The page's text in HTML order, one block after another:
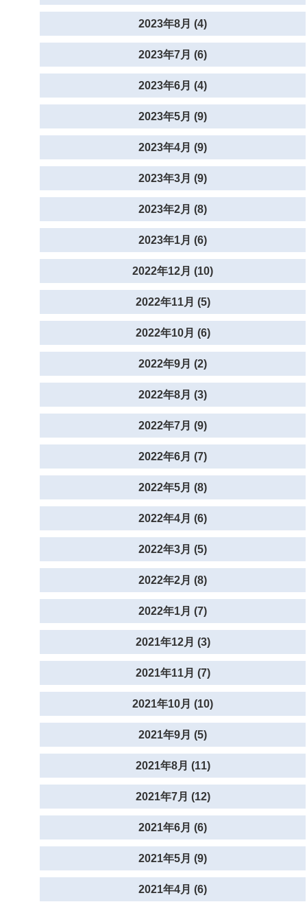
2023年8月 (4)
2023年7月 (6)
2023年6月 (4)
2023年5月 (9)
2023年4月 (9)
2023年3月 (9)
2023年2月 (8)
2023年1月 (6)
2022年12月 (10)
2022年11月 (5)
2022年10月 (6)
2022年9月 (2)
2022年8月 (3)
2022年7月 (9)
2022年6月 (7)
2022年5月 (8)
2022年4月 (6)
2022年3月 (5)
2022年2月 (8)
2022年1月 (7)
2021年12月 (3)
2021年11月 (7)
2021年10月 (10)
2021年9月 (5)
2021年8月 (11)
2021年7月 (12)
2021年6月 (6)
2021年5月 (9)
2021年4月 (6)